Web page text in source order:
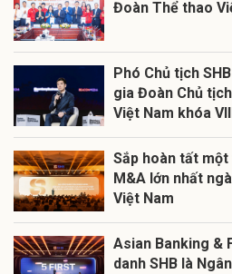
Đoàn Thể thao
Phó Chủ tịch
gia Đoàn Chủ
Việt Nam khóa VIII
Sắp hoàn tất
M&A lớn nhất
Việt Nam
Asian Banking &
danh SHB là